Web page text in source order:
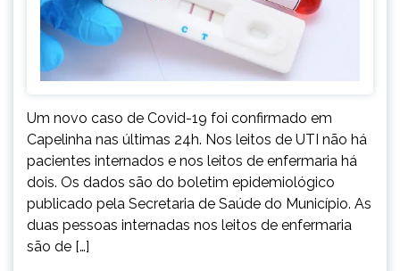
Um novo caso de Covid-19 foi confirmado em
Capelinha nas últimas 24h. Nos leitos de UTI não há
pacientes internados e nos leitos de enfermaria há
dois. Os dados são do boletim epidemiológico
publicado pela Secretaria de Saúde do Município. As
duas pessoas internadas nos leitos de enfermaria
são de […]